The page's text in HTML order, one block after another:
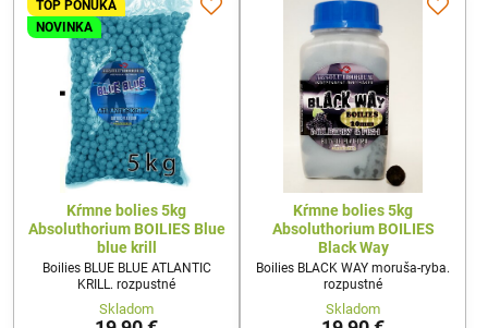
BOILIES = 2€/1KGCelkovo tak
získate prefektnú chytaciu
zostavu a cena boilies Vás tak
Vyjde...
TOP PONUKA
NOVINKA
Kŕmne bolies 5kg
Absoluthorium BOILIES Blue
blue krill
Boilies BLUE BLUE ATLANTIC
KRILL. rozpustné
Skladom
Kŕmne bolies 5kg
Absoluthorium BOILIES
Black Way
Boilies BLACK WAY moruša-ryba.
rozpustné
Skladom